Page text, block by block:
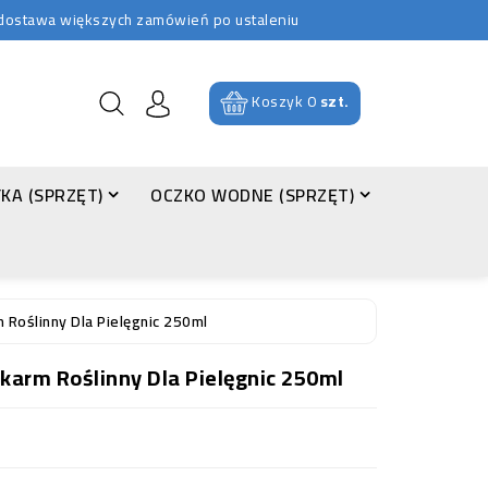
większych zamówień po ustaleniu
Koszyk0szt.
(SPRZĘT)
OCZKO WODNE (SPRZĘT)
Roślinny Dla Pielęgnic 250ml
Roślinny Dla Pielęgnic 250ml